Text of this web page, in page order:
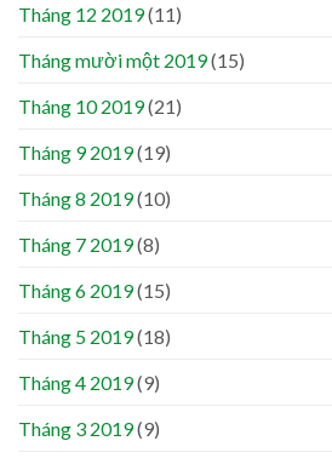
Tháng 12 2019(11)
Tháng mười một 2019(15)
Tháng 10 2019(21)
Tháng 9 2019(19)
Tháng 8 2019(10)
Tháng 7 2019(8)
Tháng 6 2019(15)
Tháng 5 2019(18)
Tháng 4 2019(9)
Tháng 3 2019(9)